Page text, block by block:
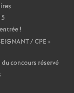
!
/CPE »
concours réservé